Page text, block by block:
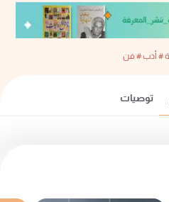
# أدب# فن
توصيات